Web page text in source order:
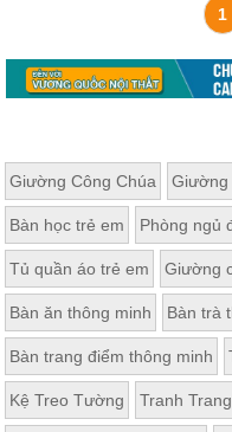
1
Giường Công Chúa Giường
Bàn học trẻ em Phòng ngủ
Tủ quần áo trẻ em Giường
Bàn ăn thông minh Bàn trà
Bàn trang điểm thông minh
Kệ Treo Tường Tranh